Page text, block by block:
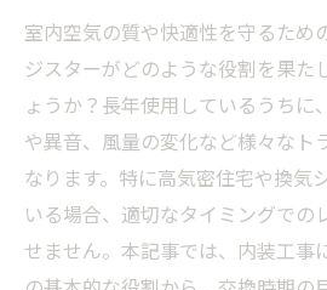
室内空気の質や快適性を守るため
ジスターがどのような役割を果た
ょうか？長年使用しているうちに
や異音、風量の変化など様々なト
なります。特に高気密住宅や換気
いる場合、適切なタイミングでの
せません。本記事では、内装工事